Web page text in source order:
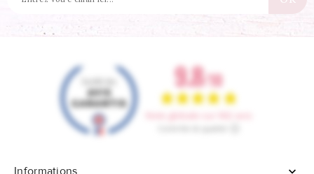
Informations